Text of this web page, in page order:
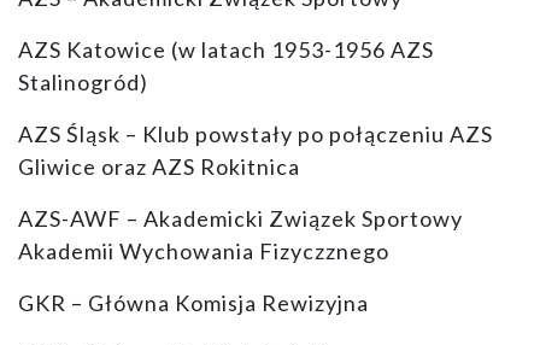
AZS Katowice (w latach 1953-1956 AZS
Stalinogród)
AZS Śląsk – Klub powstały po połączeniu AZS
Gliwice oraz AZS Rokitnica
AZS-AWF – Akademicki Związek Sportowy
Akademii Wychowania Fizyczznego
GKR – Główna Komisja Rewizyjna